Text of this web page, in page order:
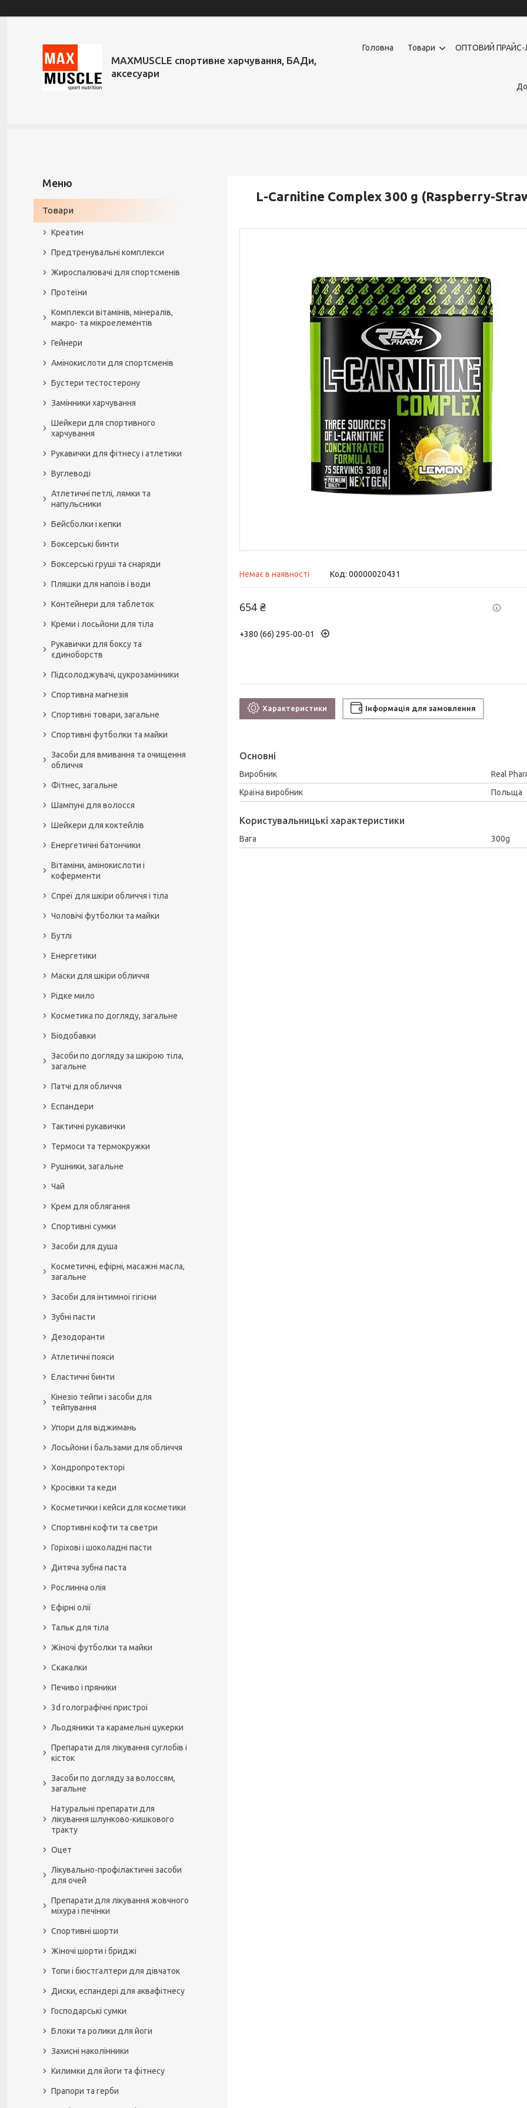
MAXMUSCLE спортивне харчування, БАДи,
аксесуари
Головна Товари OПТОВИЙ ПРАЙС-
L-Carnitine Complex 300 g (Raspberry-
Немає в наявності Код: 00000020431
654 ₴
+380 (66) 295-00-01
Характеристики Інформація для замовлення
Основні
Виробник
Real
Країна виробник
Польща
Користувальницькі характеристики
Вага 300g
Товари
Креатин
Предтренувальні комплекси
Жироспалювачі для спортсменів
Протеїни
Комплекси вітамінів, мінералів,
макро- та мікроелементів
Гейнери
Амінокислоти для спортсменів
Бустери тестостерону
Замінники харчування
Шейкери для спортивного
харчування
Рукавички для фітнесу і атлетики
Вуглеводі
Атлетичні петлі, лямки та
напульсники
Бейсболки і кепки
Боксерські бинти
Боксерські груші та снаряди
Пляшки для напоїв і води
Контейнери для таблеток
Креми і лосьйони для тіла
Рукавички для боксу та
єдиноборств
Підсолоджувачі, цукрозамінники
Спортивна магнезія
Спортивні товари, загальне
Спортивні футболки та майки
Засоби для вмивання та очищення
обличчя
Фітнес, загальне
Шампуні для волосся
Шейкери для коктейлів
Енергетичні батончики
Вітаміни, амінокислоти і
коферменти
Спреї для шкіри обличчя і тіла
Чоловічі футболки та майки
Бутлі
Енергетики
Маски для шкіри обличчя
Рідке мило
Косметика по догляду, загальне
Біодобавки
Засоби по догляду за шкірою тіла,
загальне
Патчі для обличчя
Еспандери
Тактичні рукавички
Термоси та термокружки
Рушники, загальне
Чай
Крем для облягання
Спортивні сумки
Засоби для душа
Косметичні, ефірні, масажні масла,
загальне
Засоби для інтимної гігієни
Зубні пасти
Дезодоранти
Атлетичні пояси
Еластичні бинти
Кінезіо тейпи і засоби для
тейпування
Упори для віджимань
Лосьйони і бальзами для обличчя
Хондропротекторі
Кросівки та кеди
Косметички і кейси для косметики
Спортивні кофти та светри
Горіхові і шоколадні пасти
Дитяча зубна паста
Рослинна олія
Ефірні олії
Тальк для тіла
Жіночі футболки та майки
Скакалки
Печиво і пряники
3d голографічні пристрої
Льодяники та карамельні цукерки
Препарати для лікування суглобів і
кісток
Засоби по догляду за волоссям,
загальне
Натуральні препарати для
лікування шлунково-кишкового
тракту
Оцет
Лікувально-профілактичні засоби
для очей
Препарати для лікування жовчного
міхура і печінки
Спортивні шорти
Жіночі шорти і бриджі
Топи і бюстгалтери для дівчаток
Диски, еспандері для аквафітнесу
Господарські сумки
Блоки та ролики для йоги
Захисні наколінники
Килимки для йоги та фітнесу
Прапори та герби